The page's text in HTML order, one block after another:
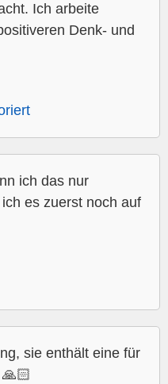
Ich arbeite
Denk- und
ich das nur
es zuerst noch auf
sie enthält eine für